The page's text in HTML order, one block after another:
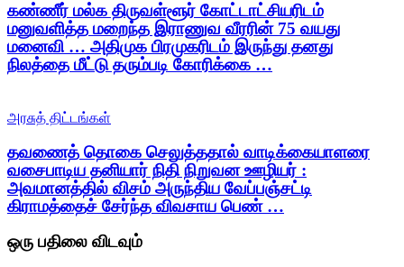
கண்ணீர் மல்க திருவள்ளூர் கோட்டாட்சியரிடம்
மனுவளித்த மறைந்த இராணுவ வீரரின் 75 வயது
மனைவி … அதிமுக பிரமுகரிடம் இருந்து தனது
நிலத்தை மீட்டு தரும்படி கோரிக்கை …
அரசுத் திட்டங்கள்
தவணைத் தொகை செலுத்ததால் வாடிக்கையாளரை
வசைபாடிய தனியார் நிதி நிறுவன ஊழியர் :
அவமானத்தில் விசம் அருந்திய வேப்பஞ்சட்டி
கிராமத்தைச் சேர்ந்த விவசாய பெண் …
ஒரு பதிலை விடவும்